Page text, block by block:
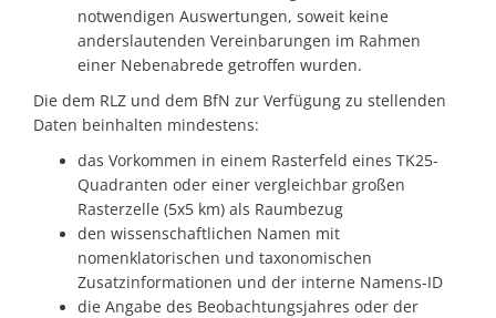
notwendigen Auswertungen, soweit keine
anderslautenden Vereinbarungen im Rahmen
einer Nebenabrede getroffen wurden.
Die dem RLZ und dem BfN zur Verfügung zu stellenden
Daten beinhalten mindestens:
das Vorkommen in einem Rasterfeld eines TK25-
Quadranten oder einer vergleichbar großen
Rasterzelle (5x5 km) als Raumbezug
den wissenschaftlichen Namen mit
nomenklatorischen und taxonomischen
Zusatzinformationen und der interne Namens-ID
die Angabe des Beobachtungsjahres oder der